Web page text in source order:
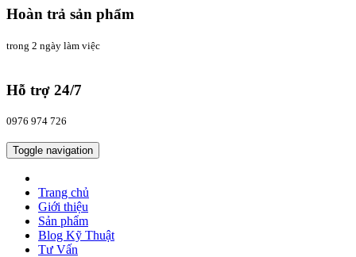
Hoàn trả sản phẩm
trong 2 ngày làm việc
Hỗ trợ 24/7
0976 974 726
Toggle navigation
Trang chủ
Giới thiệu
Sản phẩm
Blog Kỹ Thuật
Tư Vấn